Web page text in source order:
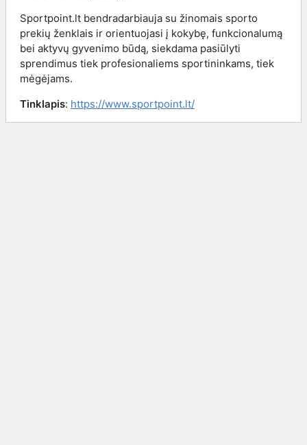
Sportpoint.lt bendradarbiauja su žinomais sporto
prekių ženklais ir orientuojasi į kokybę, funkcionalumą
bei aktyvų gyvenimo būdą, siekdama pasiūlyti
sprendimus tiek profesionaliems sportininkams, tiek
mėgėjams.
Tinklapis: https://www.sportpoint.lt/